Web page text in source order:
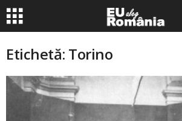
Etichetă: Torino